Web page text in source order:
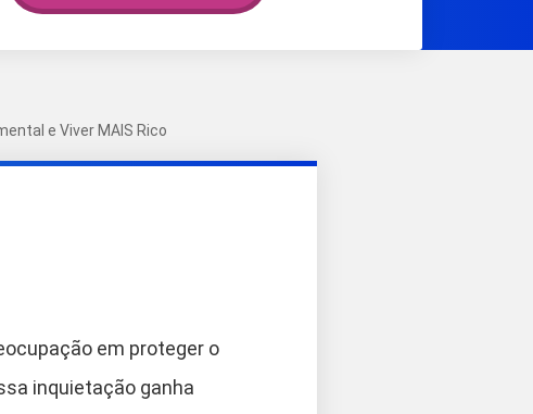
e Viver MAIS Rico
em proteger o
inquietação ganha